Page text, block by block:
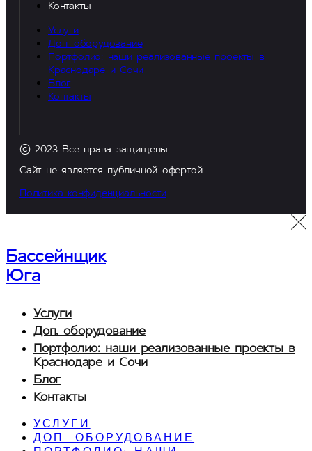
Контакты
Услуги
Доп. оборудование
Портфолио: наши реализованные проекты в
Краснодаре и Сочи
Блог
Контакты
© 2023 Все права защищены
Сайт не является публичной офертой
Политика конфиденциальности
Бассейнщик
Юга
Услуги
Доп. оборудование
Портфолио: наши реализованные проекты в
Краснодаре и Сочи
Блог
Контакты
УСЛУГИ
ДОП. ОБОРУДОВАНИЕ